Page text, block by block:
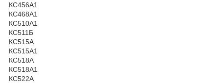
КС456А1
КС468А1
КС510А1
КС511Б
КС515А
КС515А1
КС518А
КС518А1
КС522А